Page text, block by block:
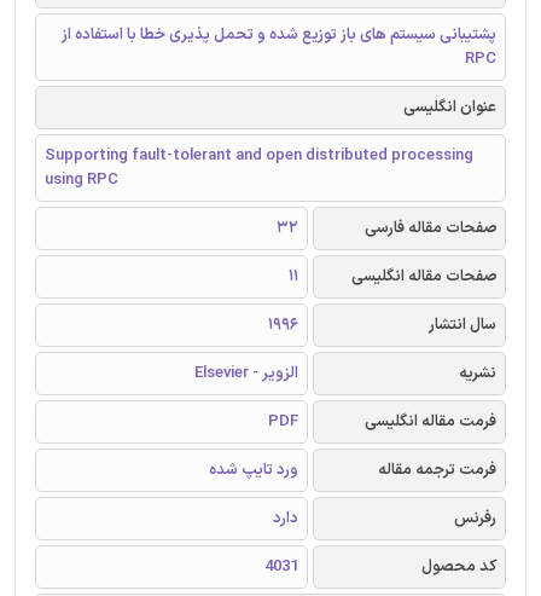
پشتیبانی سیستم های باز توزیع شده و تحمل پذیری خطا با استفاده از
RPC
عنوان انگلیسی
Supporting fault-tolerant and open distributed processing
using RPC
صفحات مقاله فارسی
32
صفحات مقاله انگلیسی
11
سال انتشار
1996
نشریه
الزویر - Elsevier
فرمت مقاله انگلیسی
PDF
فرمت ترجمه مقاله
ورد تایپ شده
رفرنس
دارد
کد محصول
4031